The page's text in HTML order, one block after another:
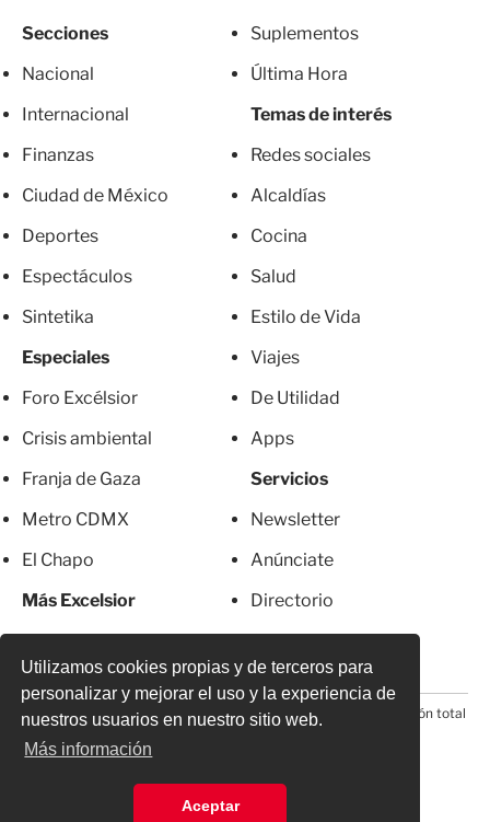
Utilizamos cookies propias y de terceros para
personalizar y mejorar el uso y la experiencia de
nuestros usuarios en nuestro sitio web.
Más información
Aceptar
Secciones
Nacional
Internacional
Finanzas
Ciudad de México
Deportes
Espectáculos
Sintetika
Especiales
Foro Excélsior
Crisis ambiental
Franja de Gaza
Metro CDMX
El Chapo
Más Excelsior
Suplementos
Última Hora
Temas de interés
Redes sociales
Alcaldías
Cocina
Salud
Estilo de Vida
Viajes
De Utilidad
Apps
Servicios
Newsletter
Anúnciate
Directorio
© 2026 Todos los derechos reservados. Prohibida la reproducción total
o parcial, incluyendo cualquier medio electrónico*